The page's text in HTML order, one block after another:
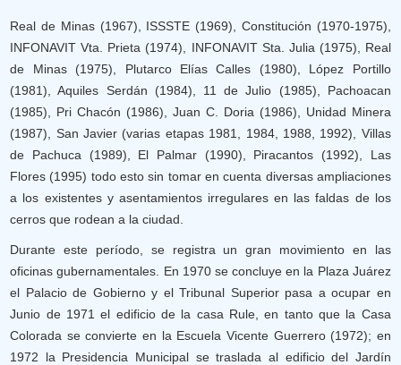
Real de Minas (1967), ISSSTE (1969), Constitución (1970-1975),
INFONAVIT Vta. Prieta (1974), INFONAVIT Sta. Julia (1975), Real
de Minas (1975), Plutarco Elías Calles (1980), López Portillo
(1981), Aquiles Serdán (1984), 11 de Julio (1985), Pachoacan
(1985), Pri Chacón (1986), Juan C. Doria (1986), Unidad Minera
(1987), San Javier (varias etapas 1981, 1984, 1988, 1992), Villas
de Pachuca (1989), El Palmar (1990), Piracantos (1992), Las
Flores (1995) todo esto sin tomar en cuenta diversas ampliaciones
a los existentes y asentamientos irregulares en las faldas de los
cerros que rodean a la ciudad.
Durante este período, se registra un gran movimiento en las
oficinas gubernamentales. En 1970 se concluye en la Plaza Juárez
el Palacio de Gobierno y el Tribunal Superior pasa a ocupar en
Junio de 1971 el edificio de la casa Rule, en tanto que la Casa
Colorada se convierte en la Escuela Vicente Guerrero (1972); en
1972 la Presidencia Municipal se traslada al edificio del Jardín